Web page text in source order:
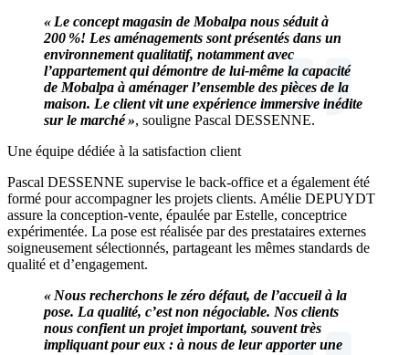
« Le concept magasin de Mobalpa nous séduit à
200 %! Les aménagements sont présentés dans un
environnement qualitatif, notamment avec
l’appartement qui démontre de lui-même la capacité
de Mobalpa à aménager l’ensemble des pièces de la
maison. Le client vit une expérience immersive inédite
sur le marché », souligne Pascal DESSENNE.
Une équipe dédiée à la satisfaction client
Pascal DESSENNE supervise le back-office et a également été
formé pour accompagner les projets clients. Amélie DEPUYDT
assure la conception-vente, épaulée par Estelle, conceptrice
expérimentée. La pose est réalisée par des prestataires externes
soigneusement sélectionnés, partageant les mêmes standards de
qualité et d’engagement.
« Nous recherchons le zéro défaut, de l’accueil à la
pose. La qualité, c’est non négociable. Nos clients
nous confient un projet important, souvent très
impliquant pour eux : à nous de leur apporter une